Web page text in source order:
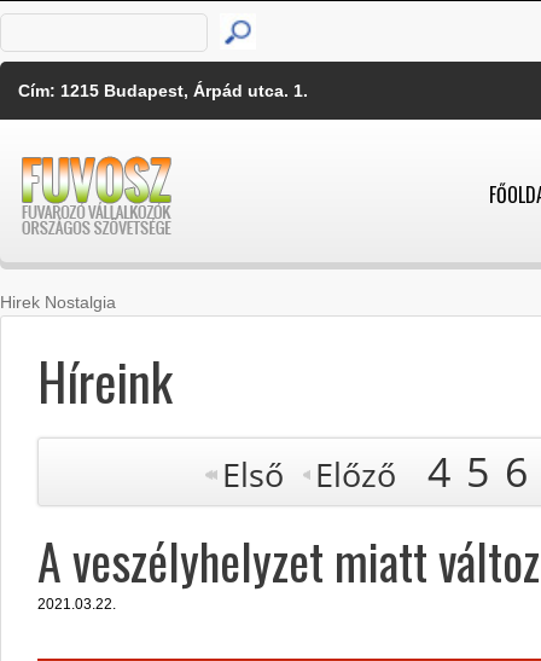
Cím: 1215 Budapest, Árpád utca. 1.
Hirek Nostalgia
Híreink
Első Előző 4 5 6
A veszélyhelyzet miatt
2021.03.22.